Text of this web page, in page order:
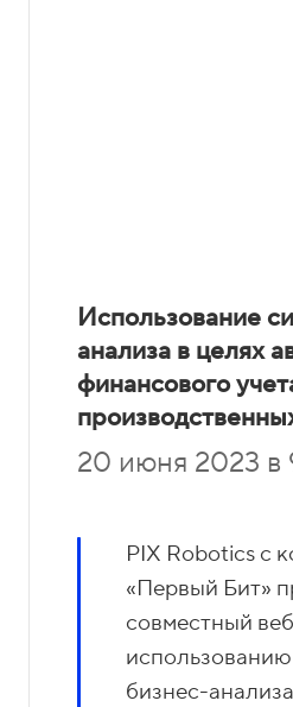
Использование
анализа в целях
финансового
20 июня 2023
PIX Robotics c
«Первый Бит»
совместный
бизнес-